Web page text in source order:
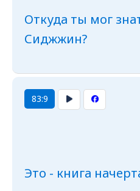
Откуда ты мог
Сиджжин?
83:9
Это - книга